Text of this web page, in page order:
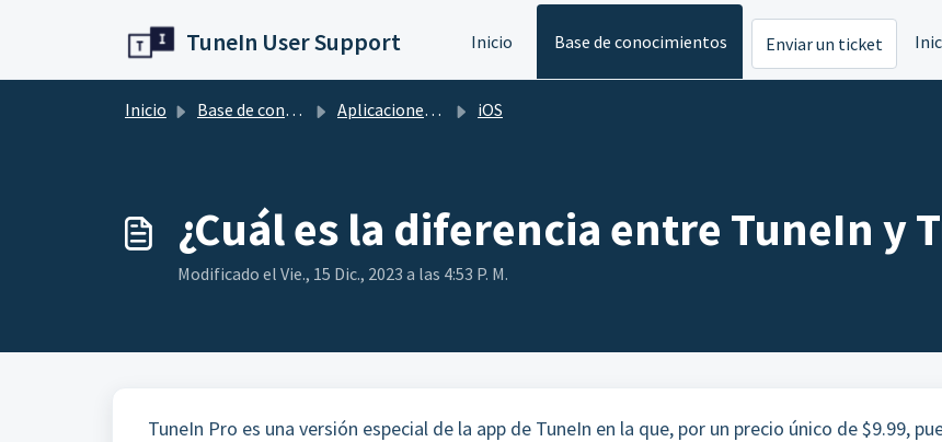
TuneIn User Support Inicio Base de conocimientos Enviar un ticket
Inicio Base de conocimientos Aplicaciones móviles iOS
¿Cuál es la diferencia entre TuneIn y
Modificado el Vie., 15 Dic., 2023 a las 4:53 P. M.
TuneIn Pro es una versión especial de la app de TuneIn en la que, por un precio único de $9.99,